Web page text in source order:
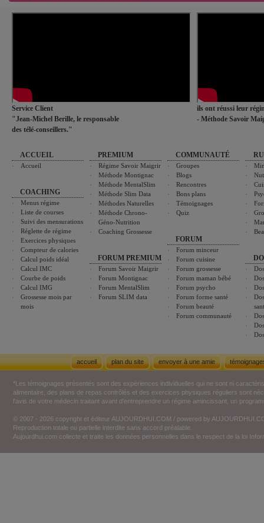
Service Client
"Jean-Michel Berille, le responsable
des télé-conseillers."
ils ont réussi leur
- Méthode Savoir
ACCUEIL
Accueil
COACHING
Menus régime
Liste de courses
Suivi des mensurations
Réglette de régime
Exercices physiques
Compteur de calories
Calcul poids idéal
Calcul IMC
Courbe de poids
Calcul IMG
Grossesse mois par
mois
PREMIUM
Régime Savoir Maigrir
Méthode Montignac
Méthode MentalSlim
Méthode Slim Data
Méthodes Naturelles
Méthode Chrono-
Géno-Nutrition
Coaching Grossesse
FORUM PREMIUM
Forum Savoir Maigrir
Forum Montignac
Forum MentalSlim
Forum SLIM data
COMMUNAUTÉ
Groupes
Blogs
Rencontres
Bons plans
Témoignages
Quiz
FORUM
Forum minceur
Forum cuisine
Forum grossesse
Forum maman bébé
Forum psycho
Forum forme santé
Forum beauté
Forum communauté
accueil plan du site envoyer à une amie
*Les témoignages présentés sont des expériences individuelles qui ne sont ni
alimentaire, des plans de repas contrôlés et des exercices physiques réguliers sont
l'avis de votre médecin traitant avant d'entreprendre un régime amincissant, un
© 2007 - 2026 copyright et éditeur AUJOURDHUI.COM / powered by
Reproduction totale ou partielle interdite sans accord préalable.
Aujourdhui.com collecte et traite les données personnelles dans le respect de la loi